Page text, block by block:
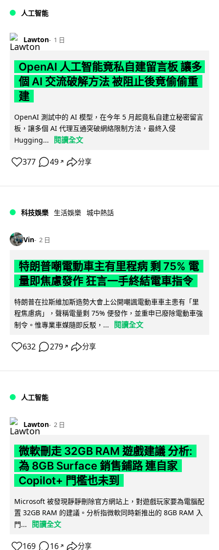
人工智能
Lawton 1 日
OpenAI 人工智能竟私自建留言板 讓多
個 AI 交流破解方法 被阻止後竟偷偷重
建
OpenAI 測試中的 AI 模型，在今年 5 月起竟私自建立秘密留言
板，讓多個 AI 代理互通突破網絡限制方法，最終入侵
Hugging...
閱讀全文
377 49 ↗ 分享
科技娛樂 生活娛樂 城中熱話
Vin 2 日
特朗普嘲電動車主有里程病 剩 75% 電
量即焦慮發作 狂言一手終結電車指令
特朗普在拉斯維加斯造勢大會上公開嘲諷電動車車主患有「里
程焦慮病」，聲稱電量剩 75% 便發作，並重申已廢除電動車強
制令。惟專業車媒隨即反駁，...
閱讀全文
632 279 ↗ 分享
人工智能
Lawton 2 日
微軟刪走 32GB RAM 遊戲建議 分析:
為 8GB Surface 銷售鋪路 連自家
Copilot+ 門檻也未到
Microsoft 被發現靜靜刪除官方網站上，對遊戲玩家要為電腦配
置 32GB RAM 的建議。分析指微軟同時新推出的 8GB RAM 入
門...
閱讀全文
169 16 ↗ 分享